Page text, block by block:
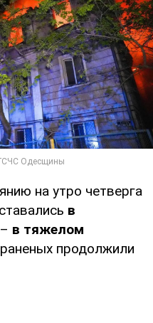
на утро четверга
в
в тяжелом
продолжили